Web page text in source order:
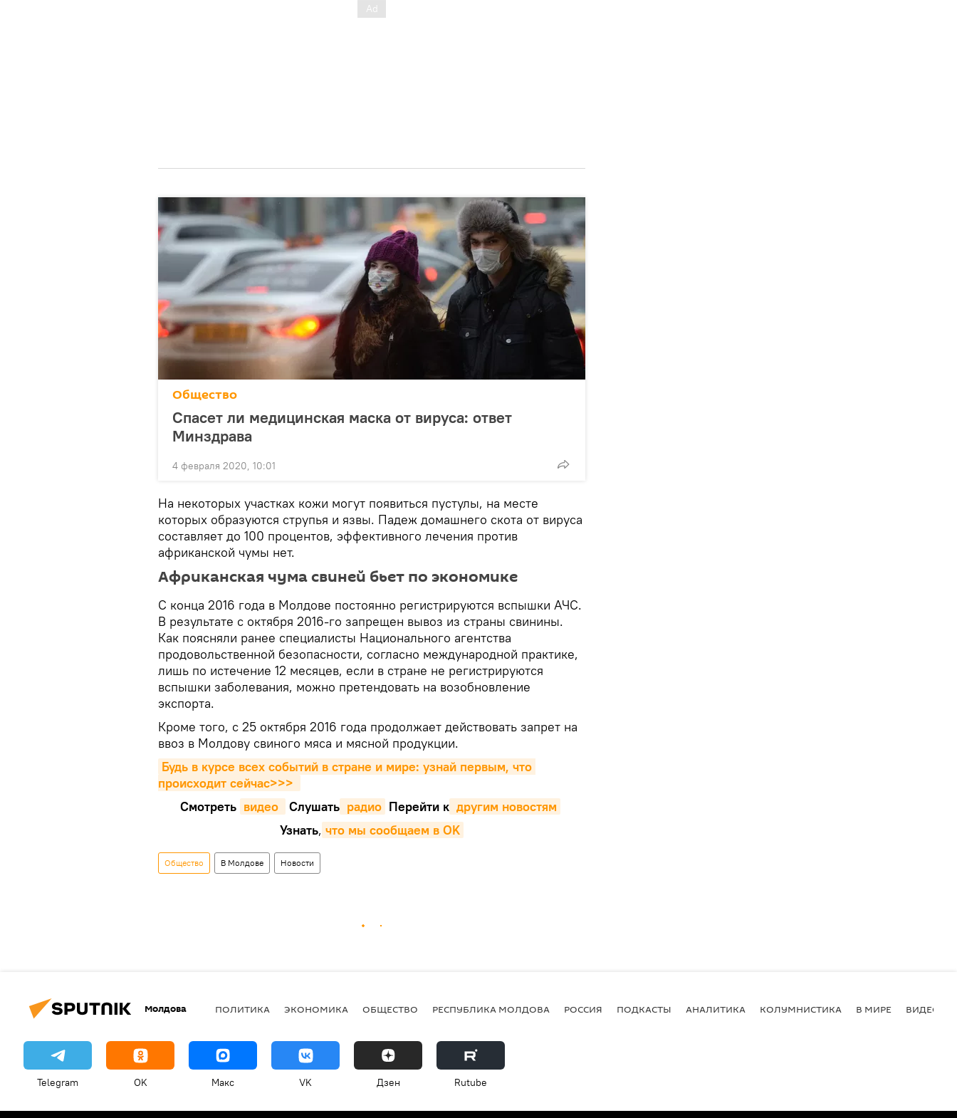
Общество
Спасет ли медицинская маска от вируса: ответ
Минздрава
4 февраля 2020, 10:01
На некоторых участках кожи могут появиться пустулы, на месте
которых образуются струпья и язвы. Падеж домашнего скота от вируса
составляет до 100 процентов, эффективного лечения против
африканской чумы нет.
Африканская чума свиней бьет по экономике
С конца 2016 года в Молдове постоянно регистрируются вспышки АЧС.
В результате с октября 2016-го запрещен вывоз из страны свинины.
Как поясняли ранее специалисты Национального агентства
продовольственной безопасности, согласно международной практике,
лишь по истечение 12 месяцев, если в стране не регистрируются
вспышки заболевания, можно претендовать на возобновление
экспорта.
Кроме того, с 25 октября 2016 года продолжает действовать запрет на
ввоз в Молдову свиного мяса и мясной продукции.
Будь в курсе всех событий в стране и мире: узнай первым, что
происходит сейчаc>>>
Смотреть видео Cлушать радио Перейти к другим новостям
Узнать, что мы сообщаем в OK
Общество В Молдове Новости
Молдова ПОЛИТИКА ЭКОНОМИКА ОБЩЕСТВО РЕСПУБЛИКА МОЛДОВА РОССИЯ ПОДКАСТЫ АНАЛИТИКА КОЛУМНИСТИКА В МИРЕ ВИДЕО
Telegram OK Макс VK Дзен Rutube